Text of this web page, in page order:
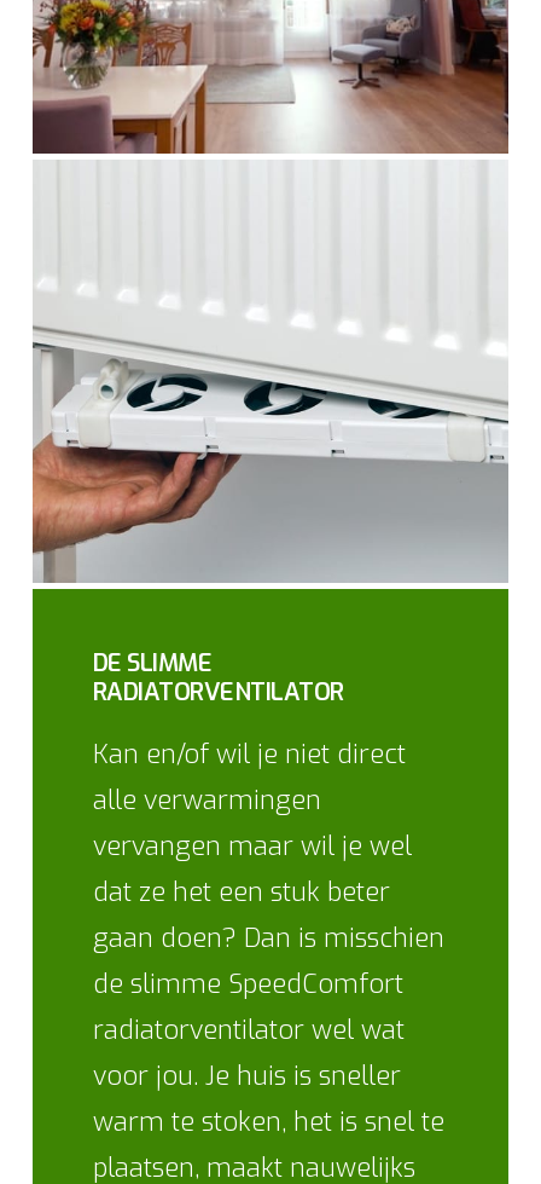
DE SLIMME
RADIATORVENTILATOR
Kan en/of wil je niet direct
alle verwarmingen
vervangen maar wil je wel
dat ze het een stuk beter
gaan doen? Dan is misschien
de slimme SpeedComfort
radiatorventilator wel wat
voor jou. Je huis is sneller
warm te stoken, het is snel te
plaatsen, maakt nauwelijks